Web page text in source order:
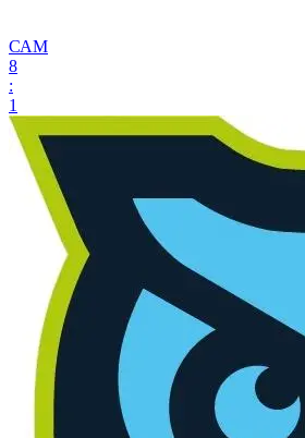
САМ
8
:
1